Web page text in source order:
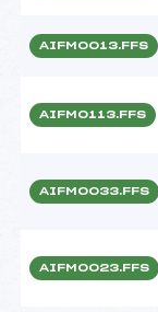
AIFM0013.FFS
AIFM0113.FFS
AIFM0033.FFS
AIFM0023.FFS